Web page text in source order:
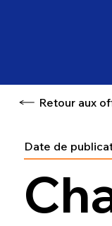
Retour aux
Date de